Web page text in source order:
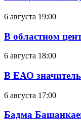
6 августа 19:00
В областном
6 августа 18:00
В ЕАО
6 августа 17:00
Бадма